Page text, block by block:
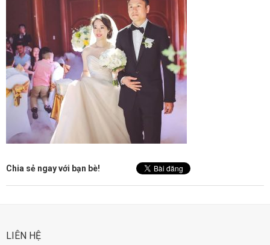
Chia sẻ ngay với bạn bè!
LIÊN HỆ